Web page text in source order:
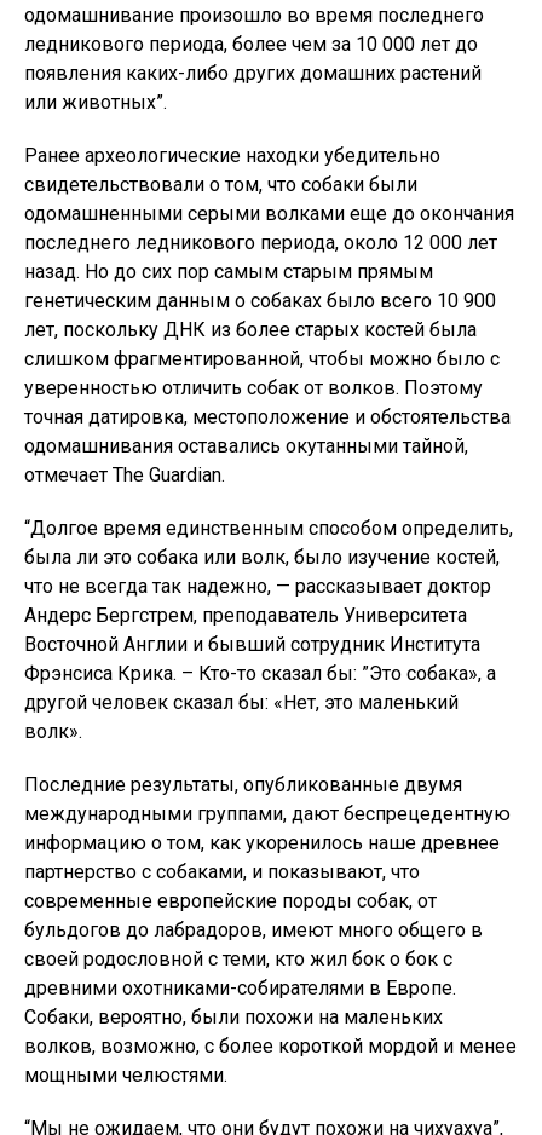
одомашнивание произошло во время последнего
ледникового периода, более чем за 10 000 лет до
появления каких-либо других домашних растений
или животных”.
Ранее археологические находки убедительно
свидетельствовали о том, что собаки были
одомашненными серыми волками еще до окончания
последнего ледникового периода, около 12 000 лет
назад. Но до сих пор самым старым прямым
генетическим данным о собаках было всего 10 900
лет, поскольку ДНК из более старых костей была
слишком фрагментированной, чтобы можно было с
уверенностью отличить собак от волков. Поэтому
точная датировка, местоположение и обстоятельства
одомашнивания оставались окутанными тайной,
отмечает The Guardian.
“Долгое время единственным способом определить,
была ли это собака или волк, было изучение костей,
что не всегда так надежно, — рассказывает доктор
Андерс Бергстрем, преподаватель Университета
Восточной Англии и бывший сотрудник Института
Фрэнсиса Крика. – Кто-то сказал бы: ”Это собака», а
другой человек сказал бы: «Нет, это маленький
волк».
Последние результаты, опубликованные двумя
международными группами, дают беспрецедентную
информацию о том, как укоренилось наше древнее
партнерство с собаками, и показывают, что
современные европейские породы собак, от
бульдогов до лабрадоров, имеют много общего в
своей родословной с теми, кто жил бок о бок с
древними охотниками-собирателями в Европе.
Собаки, вероятно, были похожи на маленьких
волков, возможно, с более короткой мордой и менее
мощными челюстями.
“Мы не ожидаем, что они будут похожи на чихуахуа”,